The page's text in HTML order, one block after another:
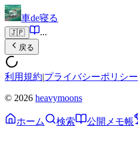
車de寝る
🇯🇵 ...
戻る
利用規約|プライバシーポリシー
© 2026 heavymoons
ホーム 検索 公開メモ帳